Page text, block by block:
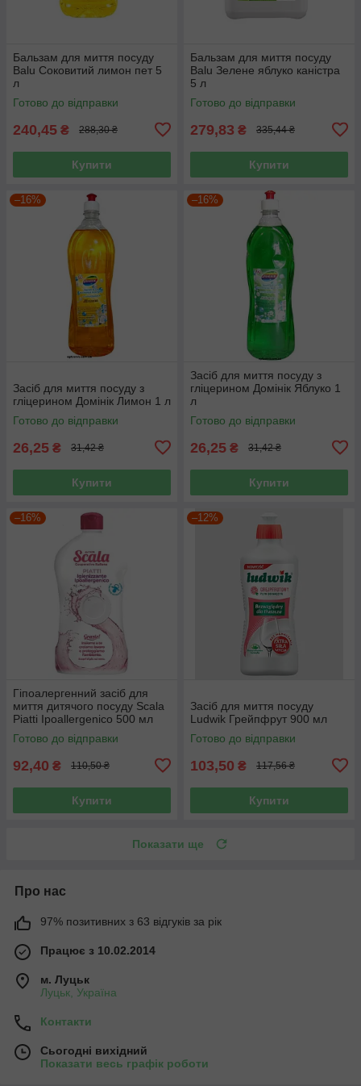
Бальзам для миття посуду
Balu Соковитий лимон пет 5
л
Готово до відправки
240,45 ₴ 288,30 ₴
Купити
Бальзам для миття посуду
Balu Зелене яблуко каністра
5 л
Готово до відправки
279,83 ₴ 335,44 ₴
Купити
–16%
Засіб для миття посуду з
гліцерином Домінік Лимон 1 л
Готово до відправки
26,25 ₴ 31,42 ₴
Купити
–16%
Засіб для миття посуду з
гліцерином Домінік Яблуко 1
л
Готово до відправки
26,25 ₴ 31,42 ₴
Купити
–16%
Гіпоалергенний засіб для
миття дитячого посуду Scala
Piatti Ipoallergenico 500 мл
Готово до відправки
92,40 ₴ 110,50 ₴
Купити
–12%
Засіб для миття посуду
Ludwik Грейпфрут 900 мл
Готово до відправки
103,50 ₴ 117,56 ₴
Купити
Показати ще
Про нас
97% позитивних з 63 відгуків за рік
Працює з 10.02.2014
м. Луцьк
Луцьк, Україна
Контакти
Сьогодні вихідний
Показати весь графік роботи